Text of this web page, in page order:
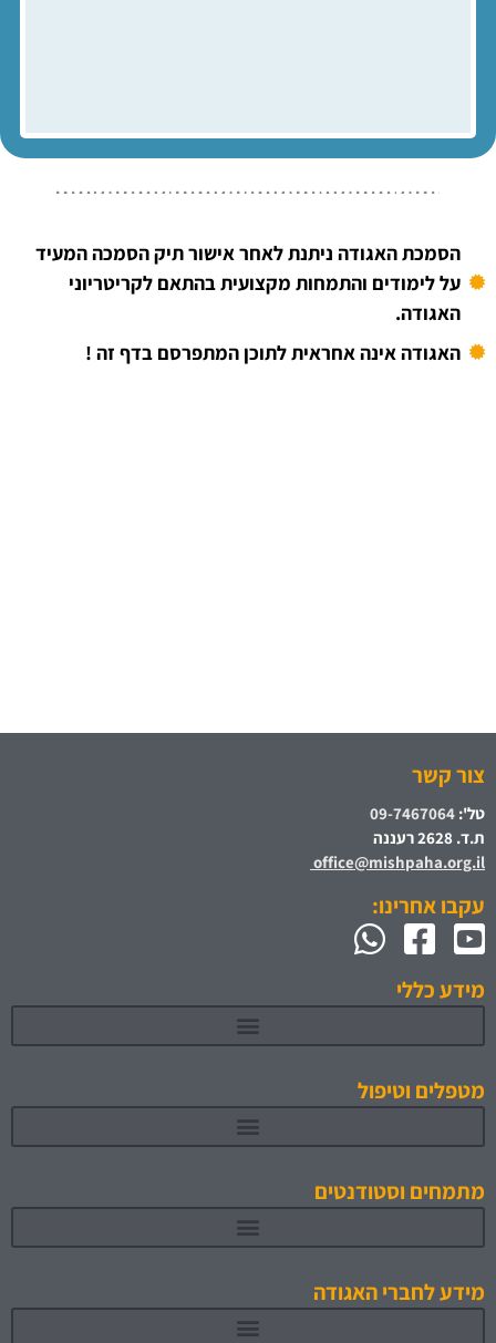
הסמכת האגודה ניתנת לאחר אישור תיק הסמכה המעיד
על לימודים והתמחות מקצועית בהתאם לקריטריוני
האגודה.
האגודה אינה אחראית לתוכן המתפרסם בדף זה !
צור קשר
טל': 09-7467064
ת.ד. 2628 רעננה
office@mishpaha.org.il
עקבו אחרינו:
מידע כללי
מטפלים וטיפול
מתמחים וסטודנטים
מידע לחברי האגודה